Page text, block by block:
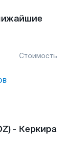
Стоимость
- Керкира